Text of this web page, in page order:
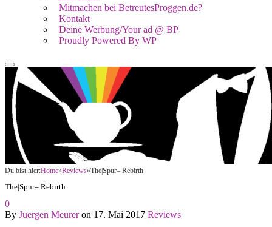
Mitmachen bei BetreutesProggen.de?
Kontakt
Deine Werbung/Your ad @ BP
Proudly Powered By WP
Du bist hier:Home»Reviews»The|Spur– Rebirth
The|Spur– Rebirth
0
By Juergen Meurer on 17. Mai 2017 Reviews